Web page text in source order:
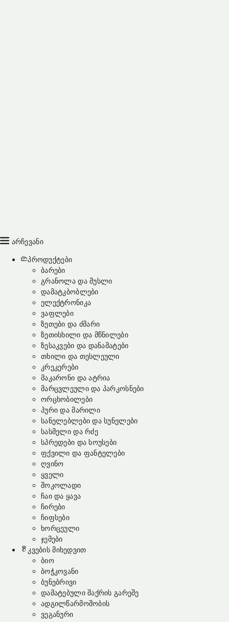
არჩევანი
პროდუქტები
ბარები
გრანოლა და მუსლი
დამატკბობლები
ელექტრონიკა
ვაფლები
ზეთები და ძმარი
ზეთისხილი და მწნილები
ზესაკვები და დანამატები
თხილი და თესლეული
კრეკერები
მაკარონი და ატრია
მარცვლეული და პარკოსნები
ორცხობილები
პური და მარილი
სანელებლები და სუნელები
სასმელი და რძე
სპრედები და სოუსები
ფქვილი და ფანტელები
ღვინო
ყველი
შოკოლადი
ჩაი და ყავა
ჩირები
ჩიფსები
ხორცეული
ჯემები
კვების მიხედვით
ბიო
ბოჭკოვანი
ბუნებრივი
დამატებული შაქრის გარეშე
ადგილწარმოშობის
ვეგანური